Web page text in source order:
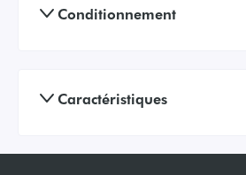
Conditionnement
Caractéristiques